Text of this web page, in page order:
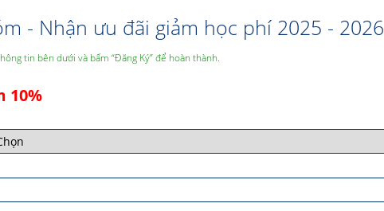
- Nhận ưu đãi giảm học phí 2025 - 2026
tin bên dưới và bấm “Đăng Ký” để hoàn thành.
10%